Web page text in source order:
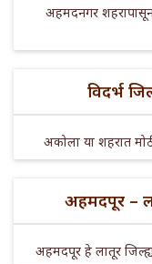
अहमदनगर
विदर्भ
अकोला या शहरात
अहमदपूर –
अहमदपूर हे लातूर